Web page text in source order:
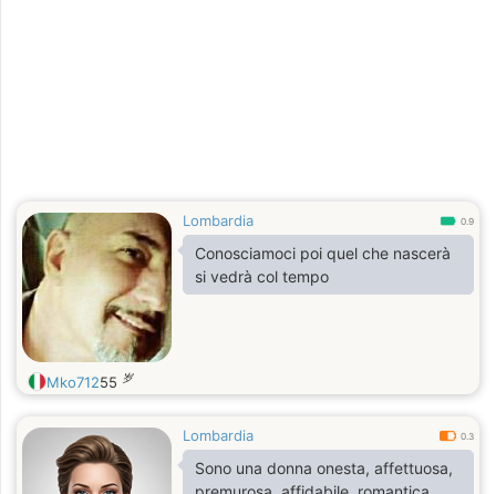
Lombardia 0.9
Conosciamoci poi quel che nascerà
si vedrà col tempo
Mko71255 岁
Lombardia 0.3
Sono una donna onesta, affettuosa,